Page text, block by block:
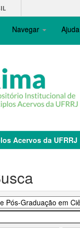
Navegar Ajuda
Acervos da UFRRJ